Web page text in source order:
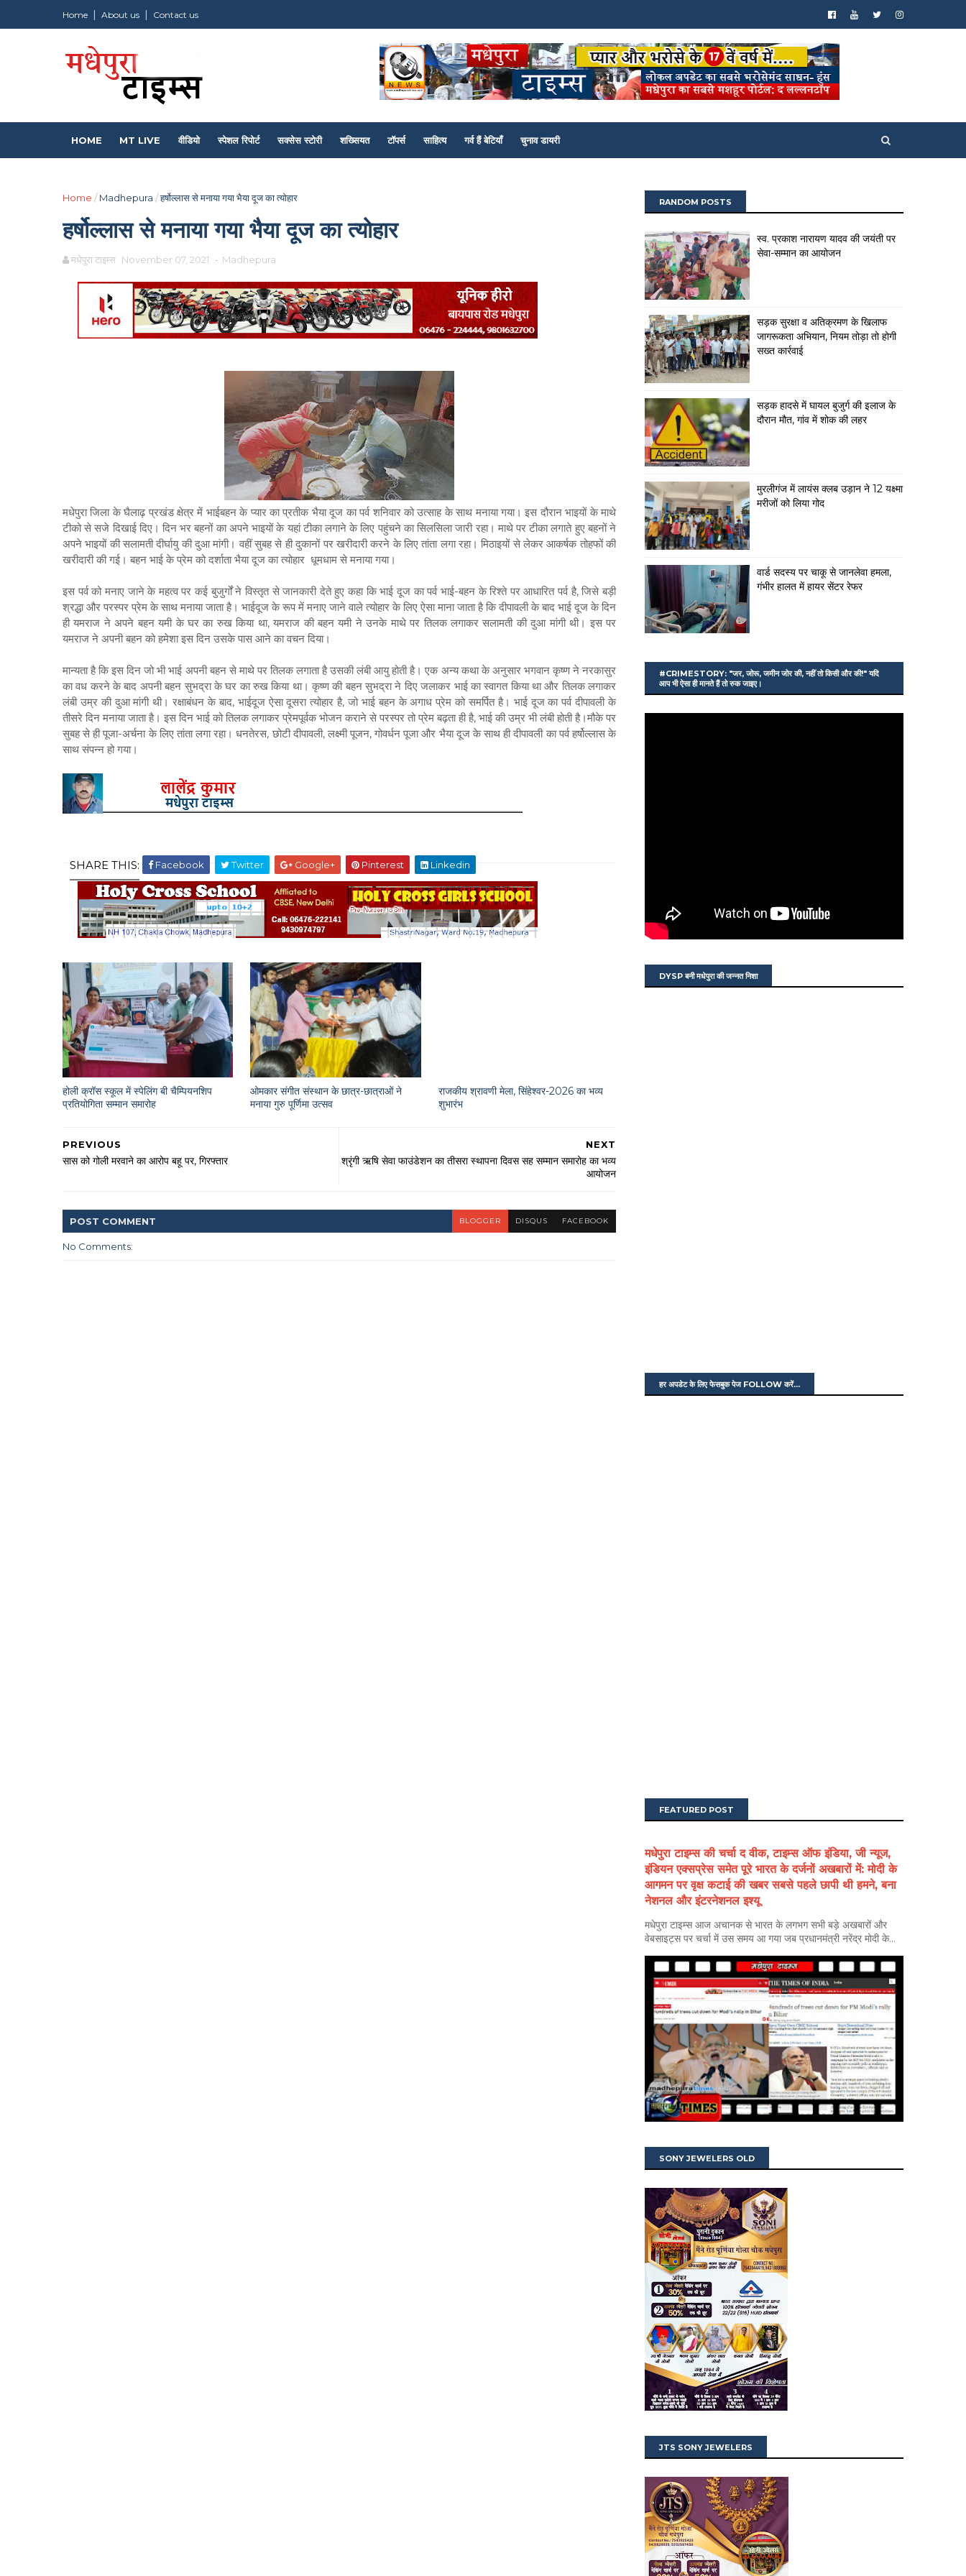
Home About us Contact us
HOME MT LIVE वीडियो स्पेशल रिपोर्ट सक्सेस स्टोरी शख्सियत टॉपर्स साहित्य गर्व हैं बेटियाँ चुनाव डायरी
Home / Madhepura /हर्षोल्लास से मनाया गया भैया दूज का त्योहार
हर्षोल्लास से मनाया गया भैया दूज का त्योहार
मधेपुरा टाइम्स November 07, 2021 - Madhepura
मधेपुरा जिला के घैलाढ़ प्रखंड क्षेत्र में भाईबहन के प्यार का प्रतीक भैया दूज का पर्व शनिवार को उत्साह के साथ मनाया गया। इस दौरान भाइयों के माथे
टीको से सजे दिखाई दिए। दिन भर बहनों का अपने भाइयों के यहां टीका लगाने के लिए पहुंचने का सिलसिला जारी रहा। माथे पर टीका लगाते हुए बहनों ने
अपने भाइयों की सलामती दीर्घायु की दुआ मांगी। वहीं सुबह से ही दुकानों पर खरीदारी करने के लिए तांता लगा रहा। मिठाइयों से लेकर आकर्षक तोहफों की
खरीदारी की गई। बहन भाई के प्रेम को दर्शाता भैया दूज का त्योहार धूमधाम से मनाया गया।
इस पर्व को मनाए जाने के महत्व पर कई बुजुर्गों ने विस्तृत से जानकारी देते हुए कहा कि भाई दूज का पर्व भाई-बहन के रिश्ते पर आधारित पर्व है, जिसे बड़ी
श्रद्धा और परस्पर प्रेम के साथ मनाया जाता है। भाईदूज के रूप में मनाए जाने वाले त्योहार के लिए ऐसा माना जाता है कि दीपावली के बाद भाई दूज के दिन
ही यमराज ने अपने बहन यमी के घर का रुख किया था, यमराज की बहन यमी ने उनके माथे पर तिलक लगाकर सलामती की दुआ मांगी थी। इस पर
यमराज ने अपनी बहन को हमेशा इस दिन उसके पास आने का वचन दिया।
मान्यता है कि इस दिन जो भी भाई अपनी बहन से माथे पर तिलक लगाता है उसकी लंबी आयु होती है। एक अन्य कथा के अनुसार भगवान कृष्ण ने नरकासुर
का वध करने के बाद अपनी बहन सुभद्रा के घर का रुख किया था। कृष्ण की बहन सुभद्रा ने दिए जलाकर भाई का स्वागत किया था और तिलक लगाकर
लंबी उम्र की दुआ मांगी थी। रक्षाबंधन के बाद, भाईदूज ऐसा दूसरा त्योहार है, जो भाई बहन के अगाध प्रेम को समर्पित है। भाई दूज का पर्व दीपावली के
तीसरे दिन मनाया जाता है। इस दिन भाई को तिलक लगाकर प्रेमपूर्वक भोजन कराने से परस्पर तो प्रेम बढ़ता ही है, भाई की उम्र भी लंबी होती है।मौके पर
सुबह से ही पूजा-अर्चना के लिए तांता लगा रहा। धनतेरस, छोटी दीपावली, लक्ष्मी पूजन, गोवर्धन पूजा और भैया दूज के साथ ही दीपावली का पर्व हर्षोल्लास के
साथ संपन्न हो गया।
SHARE THIS: Facebook Twitter Google+ Pinterest Linkedin
होली क्रॉस स्कूल में स्पेलिंग बी चैम्पियनशिप
प्रतियोगिता सम्मान समारोह
ओमकार संगीत संस्थान के छात्र-छात्राओं ने
मनाया गुरु पूर्णिमा उत्सव
राजकीय श्रावणी मेला, सिंहेश्वर-2026 का भव्य
शुभारंभ
NEXT
श्रृंगी ऋषि सेवा फाउंडेशन का तीसरा स्थापना दिवस सह सम्मान समारोह का भव्य
आयोजन
PREVIOUS
सास को गोली मरवाने का आरोप बहू पर, गिरफ्तार
POST COMMENT BLOGGER DISQUS FACEBOOK
No Comments:
RANDOM POSTS
स्व. प्रकाश नारायण यादव की जयंती पर
सेवा-सम्मान का आयोजन
सड़क सुरक्षा व अतिक्रमण के खिलाफ
जागरूकता अभियान, नियम तोड़ा तो होगी
सख्त कार्रवाई
सड़क हादसे में घायल बुजुर्ग की इलाज के
दौरान मौत, गांव में शोक की लहर
मुरलीगंज में लायंस क्लब उड़ान ने 12 यक्ष्मा
मरीजों को लिया गोद
वार्ड सदस्य पर चाकू से जानलेवा हमला,
गंभीर हालत में हायर सेंटर रेफर
#CRIMESTORY: "जर, जोरू, जमीन जोर की, नहीं तो किसी और की!" यदि
आप भी ऐसा ही मानते हैं तो रुक जाइए।
DYSP बनी मधेपुरा की जन्नत निशा
हर अपडेट के लिए फेसबुक पेज FOLLOW करें...
FEATURED POST
मधेपुरा टाइम्स की चर्चा द वीक, टाइम्स ऑफ इंडिया, जी न्यूज,
इंडियन एक्सप्रेस समेत पूरे भारत के दर्जनों अखबारों में: मोदी के
आगमन पर वृक्ष कटाई की खबर सबसे पहले छापी थी हमने, बना
नेशनल और इंटरनेशनल इश्यू
मधेपुरा टाइम्स आज अचानक से भारत के लगभग सभी बड़े अखबारों और
वेबसाइट्स पर चर्चा में उस समय आ गया जब प्रधानमंत्री नरेंद्र मोदी के...
SONY JEWELERS OLD
JTS SONY JEWELERS